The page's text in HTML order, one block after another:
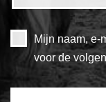
Mijn naam, e-
voor de